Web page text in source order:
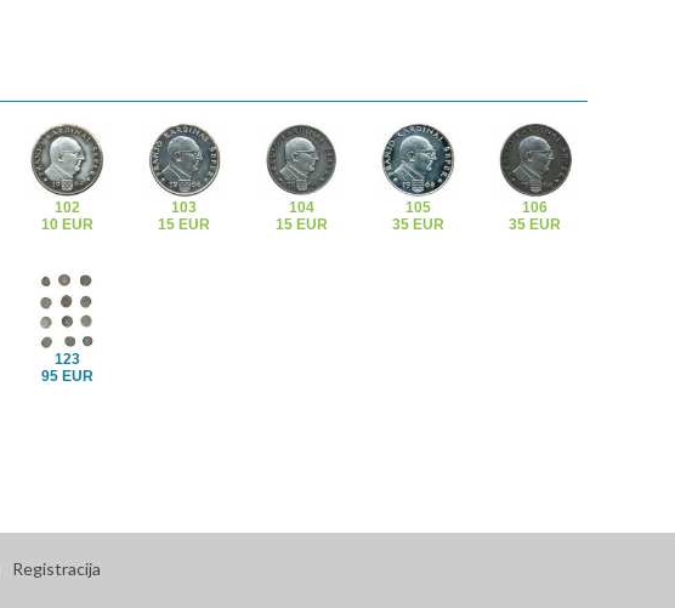
102
10 EUR
103
15 EUR
104
15 EUR
105
35 EUR
106
35 EUR
123
95 EUR
Registracija